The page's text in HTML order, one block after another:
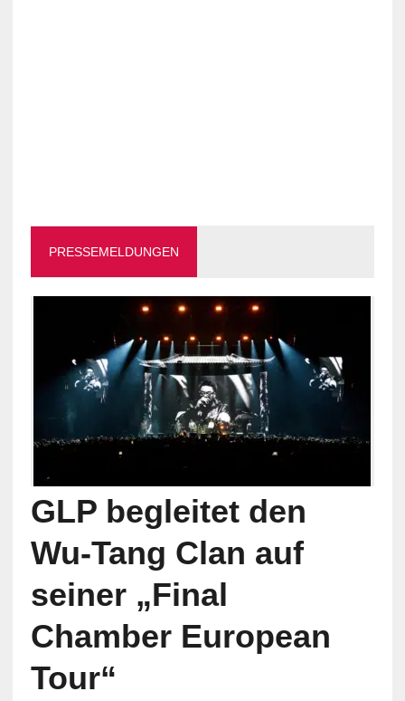
PRESSEMELDUNGEN
GLP begleitet den
Wu-Tang Clan auf
seiner „Final
Chamber European
Tour“